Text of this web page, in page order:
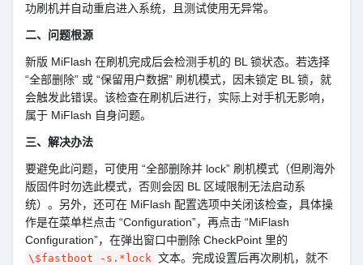
功刷机并自动重启进入系统，且测试使用无异常。
二、问题根源
新版 MiFlash 在刷机完成后会检测手机的 BL 锁状态。若选择
“全部删除” 或 “保留用户数据” 刷机模式，因未锁定 BL 锁，就
会触发此错误。该检查在刷机后进行，实际上对手机无影响，
属于 MiFlash 自身问题。
三、解决办法
要避免此问题，可使用 “全部删除并 lock” 刷机模式（但刷海外
版固件时勿选此模式，否则会因 BL 区域限制无法启动系
统）。另外，还可在 MiFlash 配置选项中关闭该检查，具体操
作是在菜单栏点击 “Configuration”，再点击 “MiFlash
Configuration”，在弹出窗口中删除 CheckPoint 里的
\$fastboot -s.*lock 文本。完成设置后再次刷机，就不